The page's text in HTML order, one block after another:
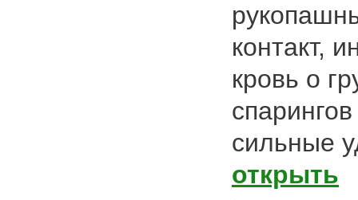
контакт,
кровь о
сильные
открыть